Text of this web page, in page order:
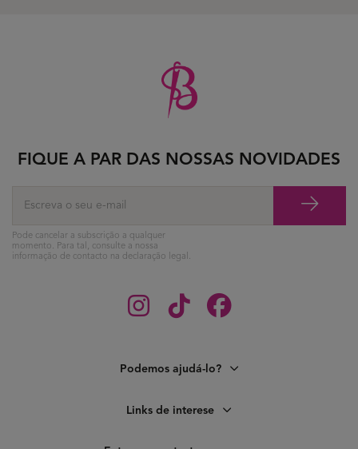
Podemos ajudá-lo?
Links de interese
FIQUE A PAR DAS NOSSAS NOVIDADES
Pode cancelar a subscrição a qualquer
momento. Para tal, consulte a nossa
informação de contacto na declaração legal.